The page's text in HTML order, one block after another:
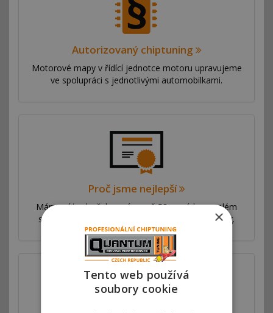
Autorizovaný chiptuning
Motorové mapy v řídící jednotce motoru upravujeme
ve spolupráci s jednotlivými automobilkami.
Proč jsme nejlepší
Máme síť poboček ve více než 53 zemích po celém
světě. Nabízíme výhradní autorizovaný chiptuning.
×
Tento web používá
soubory cookie